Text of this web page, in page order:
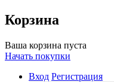
Корзина
Ваша корзина пуста
Начать покупки
Вход Регистрация